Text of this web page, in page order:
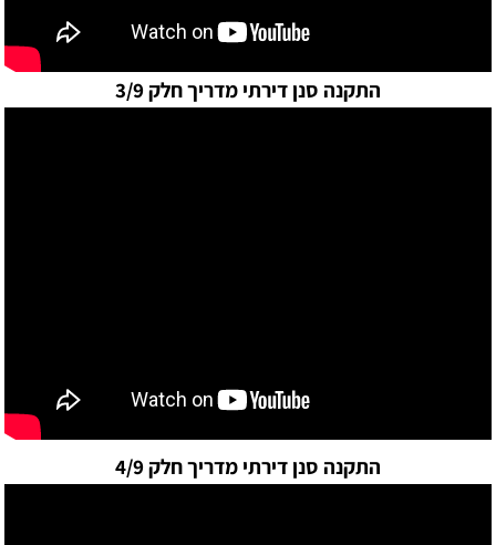
התקנה סנן דירתי מדריך חלק 3/9
התקנה סנן דירתי מדריך חלק 4/9